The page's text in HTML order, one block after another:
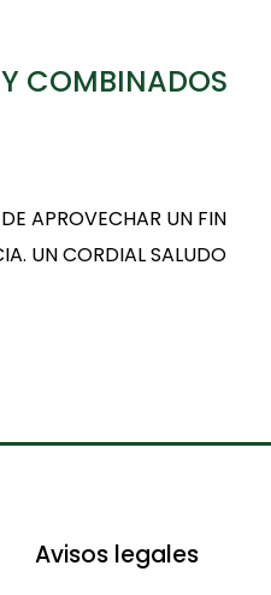
COMBINADOS
APROVECHAR UN FIN
UN CORDIAL SALUDO
Avisos legales